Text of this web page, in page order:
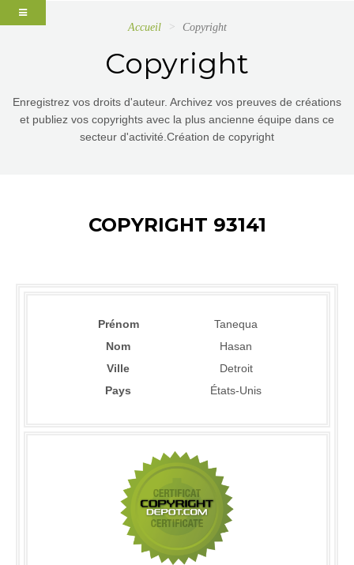
Accueil Copyright
Copyright
Enregistrez vos droits d'auteur. Archivez vos preuves de créations
et publiez vos copyrights avec la plus ancienne équipe dans ce
secteur d'activité.Création de copyright
COPYRIGHT 93141
Prénom
Tanequa
Nom
Hasan
Ville
Detroit
Pays
États-Unis